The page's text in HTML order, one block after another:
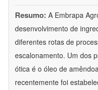
Resumo: A Embrapa
desenvolvimento de
diferentes rotas de
escalonamento. Um dos
ótica é o óleo de
recentemente foi